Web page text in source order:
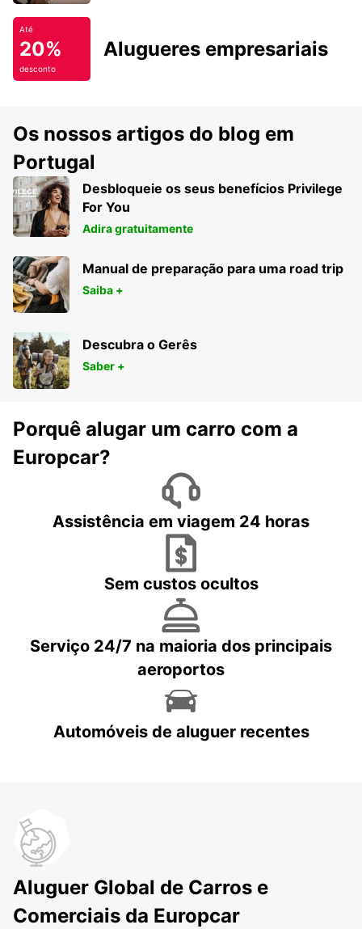
Até
20%
desconto
Alugueres empresariais
Os nossos artigos do blog em
Portugal
Desbloqueie os seus benefícios Privilege
For You
Adira gratuitamente
Manual de preparação para uma road trip
Saiba +
Descubra o Gerês
Saber +
Porquê alugar um carro com a
Europcar?
Assistência em viagem 24 horas
Sem custos ocultos
Serviço 24/7 na maioria dos principais
aeroportos
Automóveis de aluguer recentes
Aluguer Global de Carros e
Comerciais da Europcar